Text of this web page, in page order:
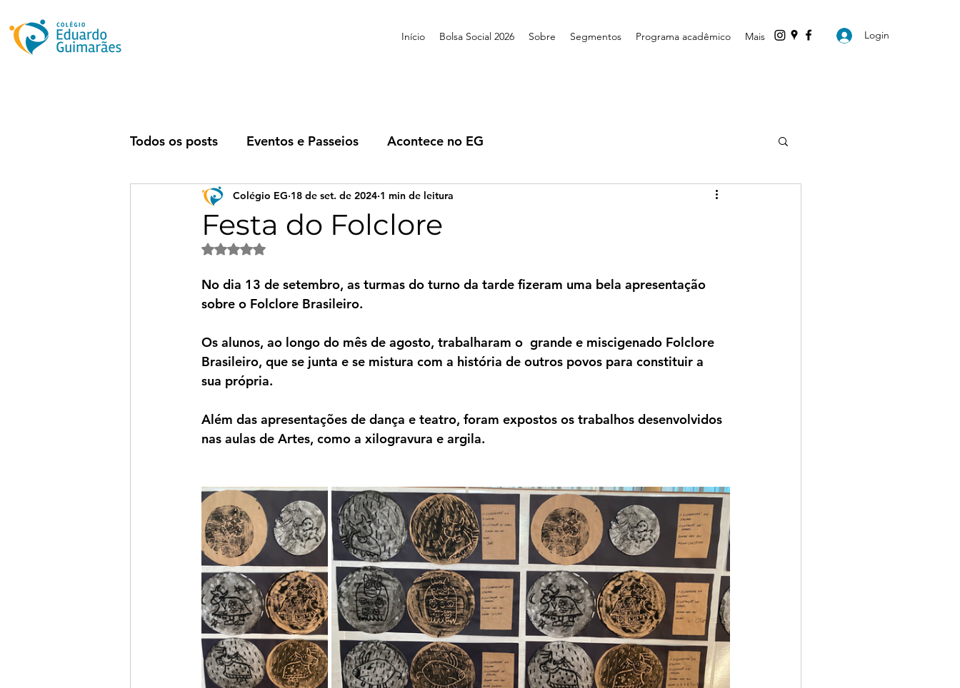
Início Bolsa Social 2026 Sobre Segmentos Programa acadêmico Mais Login
Todos os posts Eventos e Passeios Acontece no EG
Festa do Folclore
Colégio EG 18 de set. de 2024 1 min de leitura
Avaliado com NaN de 5 estrelas.
No dia 13 de setembro, as turmas do turno da tarde fizeram uma bela apresentação
sobre o Folclore Brasileiro.
Os alunos, ao longo do mês de agosto, trabalharam o  grande e miscigenado Folclore
Brasileiro, que se junta e se mistura com a história de outros povos para constituir a
sua própria.
Além das apresentações de dança e teatro, foram expostos os trabalhos desenvolvidos
nas aulas de Artes, como a xilogravura e argila.